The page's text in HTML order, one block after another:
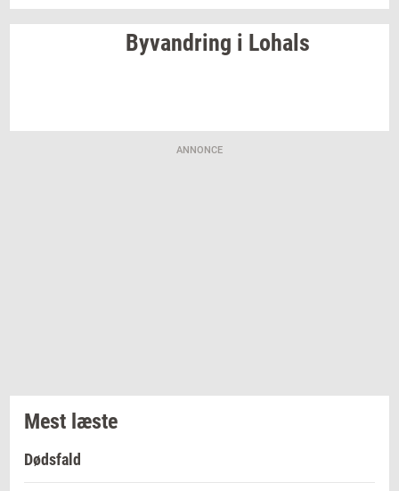
Byvan­dring i Lo­hals
ANNONCE
Mest læste
Dødsfald